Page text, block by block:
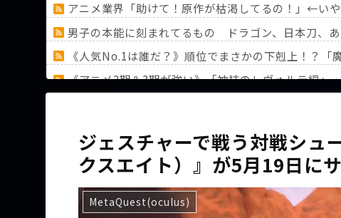
アニメ業界「助けて！原作が枯渇してるの！」←い
男子の本能に刻まれてるもの ドラゴン、日本刀、あ
《人気No.1は誰だ？》順位でまさかの下剋上！？
《アニメ2期＆3期が強い》「神技のレヴォルテ編」
Powered by livedoor 相互RSS
ジェスチャーで戦う対戦シュ
クスエイト）』が5月19日に
MetaQuest(oculus)